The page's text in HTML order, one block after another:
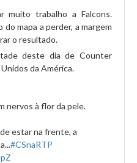
muito trabalho a Falcons.
mapa a perder, a margem
o resultado.
deste dia de Counter
da América.
nervos à flor da pele.
estar na frente, a
#CSnaRTP